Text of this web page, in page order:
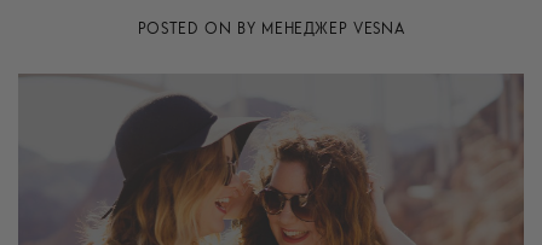
POSTED ON BY МЕНЕДЖЕР VESNA